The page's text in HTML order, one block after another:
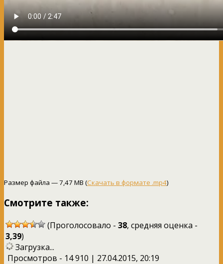
Размер файла — 7,47 MB (Скачать в формате .mp4)
Смотрите также:
(Проголосовало - 38, средняя оценка -
3,39)
Загрузка...
Просмотров - 14 910 | 27.04.2015, 20:19